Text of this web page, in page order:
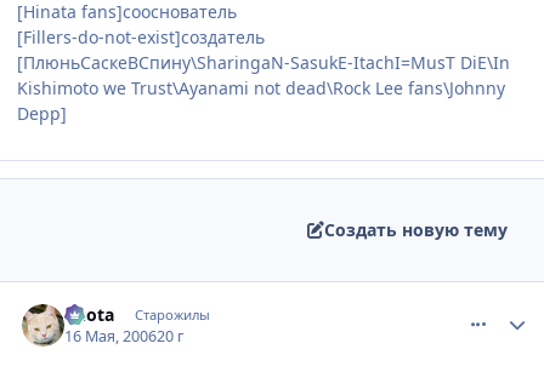
[Hinata fans]сооснователь
[Fillers-do-not-exist]создатель
[ПлюньСаскеВСпину\SharingaN-SasukE-ItachI=MusT DiE\In
Kishimoto we Trust\Ayanami not dead\Rock Lee fans\Johnny
Depp]
Создать новую тему
Kuota Старожилы
16 Мая, 200620 г